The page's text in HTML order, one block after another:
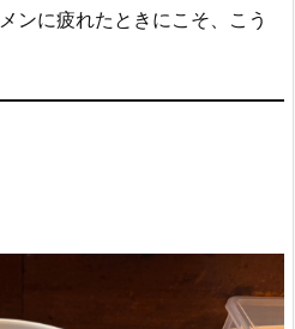
ンに疲れたときにこそ、こう